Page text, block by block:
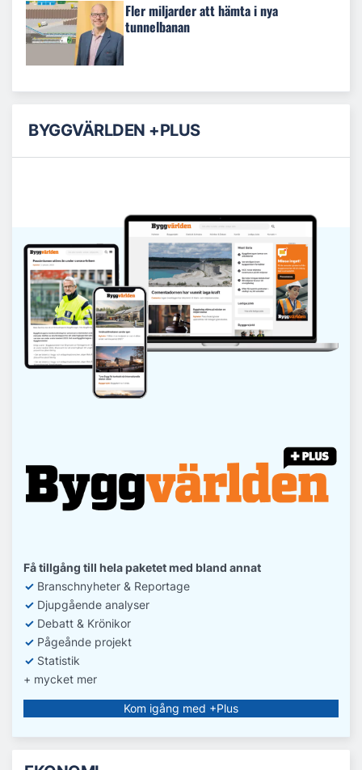
Fler miljarder att hämta i nya
tunnelbanan
BYGGVÄRLDEN +PLUS
Få tillgång till hela paketet med bland annat
✓ Branschnyheter & Reportage
✓ Djupgående analyser
✓ Debatt & Krönikor
✓ Pågeånde projekt
✓ Statistik
+ mycket mer
Kom igång med +Plus